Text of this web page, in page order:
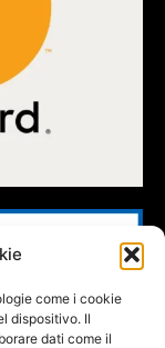
come i cookie
dispositivo. Il
dati come il